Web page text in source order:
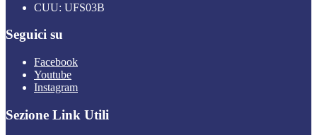
CUU: UFS03B
Seguici su
Facebook
Youtube
Instagram
Sezione Link Utili